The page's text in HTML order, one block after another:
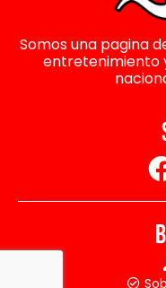
Somos una pagina
entretenimiento